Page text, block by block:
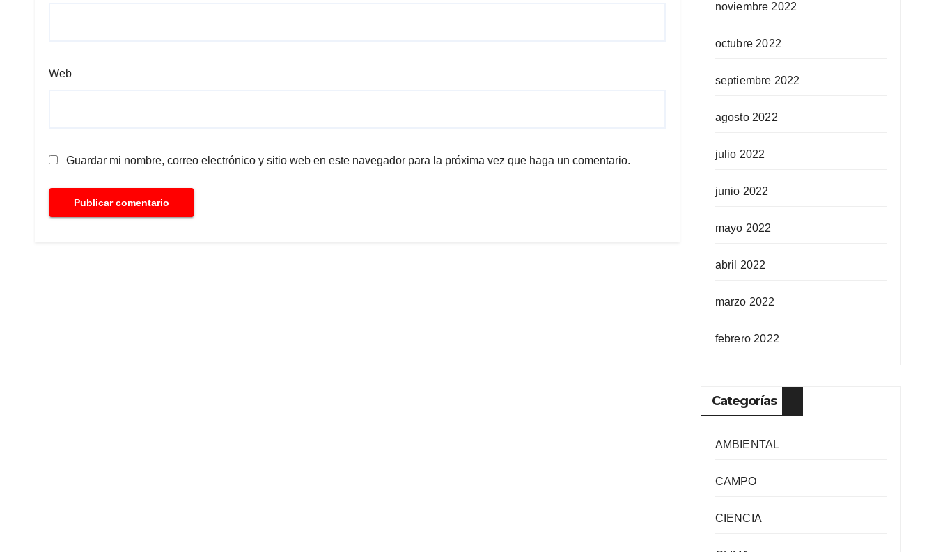
Web
Guardar mi nombre, correo electrónico y sitio web en este navegador para la próxima vez que haga un comentario.
noviembre 2022
octubre 2022
septiembre 2022
agosto 2022
julio 2022
junio 2022
mayo 2022
abril 2022
marzo 2022
febrero 2022
Categorías
AMBIENTAL
CAMPO
CIENCIA